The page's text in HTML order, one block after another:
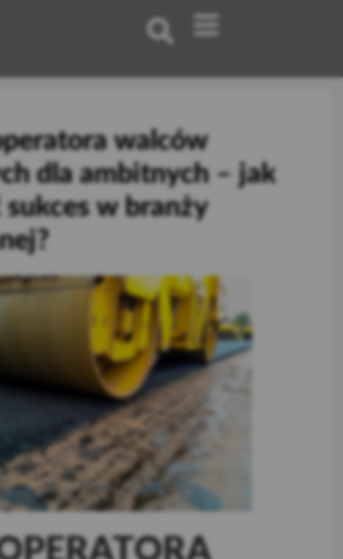
walców
dla ambitnych – jak
sukces w branży